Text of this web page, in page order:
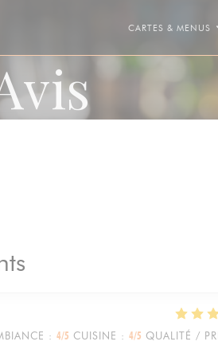
CARTES & MENUS
: 4/5 CUISINE : 4/5 QUALITÉ /